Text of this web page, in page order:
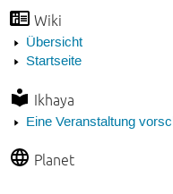
Wiki
Übersicht
Startseite
Ikhaya
Eine Veranstaltung
Planet